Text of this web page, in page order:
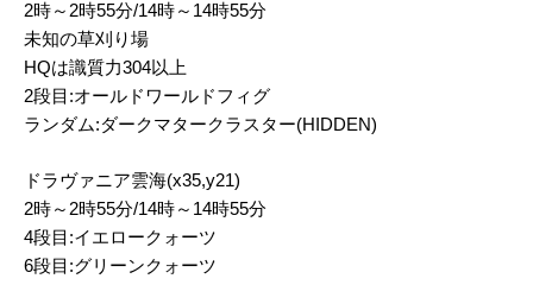
2時～2時55分/14時～14時55分
未知の草刈り場
HQは識質力304以上
2段目:オールドワールドフィグ
ランダム:ダークマタークラスター(HIDDEN)
ドラヴァニア雲海(x35,y21)
2時～2時55分/14時～14時55分
4段目:イエロークォーツ
6段目:グリーンクォーツ